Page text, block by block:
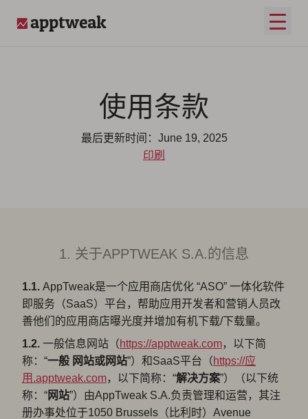
打开
使用条款
最后更新时间：June 19, 2025
印刷
1. 关于APPTWEAK S.A.的信息
1.1. AppTweak是一个应用商店优化 “ASO” 一体化软件
即服务（SaaS）平台，帮助应用开发者和营销人员改
善他们的应用商店曝光度并增加有机下载/下载量。
1.2. 一般信息网站（https://apptweak.com，以下简
称：“一般 网站或网站”）和SaaS平台（https://应
用.apptweak.com，以下简称：“解决方案”）（以下统
称：“网站”）由AppTweak S.A.负责管理和运营，其注
册办事处位于1050 Brussels（比利时）Avenue